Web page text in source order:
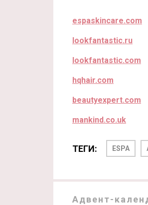
espaskincare.com
lookfantastic.ru
lookfantastic.com
hqhair.com
beautyexpert.com
mankind.co.uk
ТЕГИ: ESPA
Адвент-